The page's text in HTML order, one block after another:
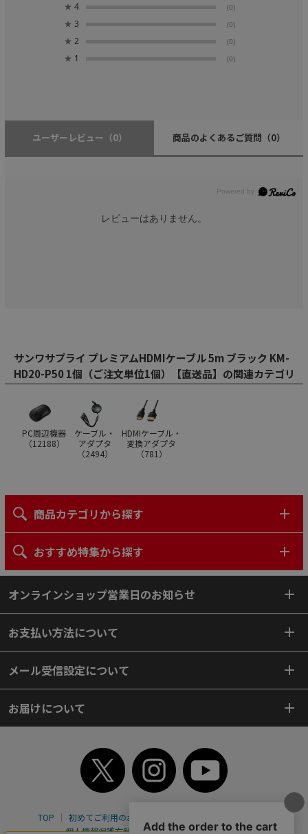
★ 4 (0)
★ 3 (0)
★ 2 (0)
★ 1 (0)
ユーザーレビュー （0） 商品のよくあるご質問 （0）
レビューはありません。
サンワサプライ プレミアムHDMIケーブル 5m ブラック KM-
HD20-P50 1個（ご注文単位1個）【直送品】の関連カテゴリ
PC周辺機器
（12188）
ケーブル・
アダプタ
（2494）
HDMIケーブル・
変換アダプタ
（781）
商品カテゴリから探す
おすすめ特集から探す
オンラインショップ営業日のお知らせ
お支払い方法について
メール受信設定について
お届けについて
TOP 初めてご利用のお客様へ
個人情報保護方針
特定商取引法 会社案内